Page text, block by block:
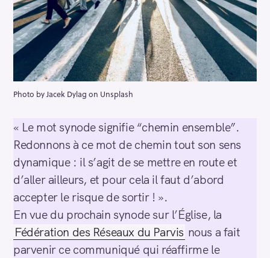
Photo by Jacek Dylag on Unsplash
« Le mot synode signifie “chemin ensemble”.
Redonnons à ce mot de chemin tout son sens
dynamique : il s’agit de se mettre en route et
d’aller ailleurs, et pour cela il faut d’abord
accepter le risque de sortir ! ».
En vue du prochain synode sur l’Église, la
Fédération des Réseaux du Parvis nous a fait
parvenir ce communiqué qui réaffirme le